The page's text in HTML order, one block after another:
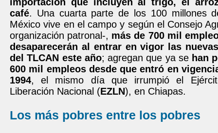
café. Una cuarta parte de los 100 millones
México vive en el campo y según el Consejo
organización patronal-, más de 700 mil
desaparecerán al entrar en vigor las
del TLCAN este año; agregan que ya se han
600 mil empleos desde que entró en
1994, el mismo día que irrumpió el
Liberación Nacional (EZLN), en Chiapas.
Los más pobres entre los pobres